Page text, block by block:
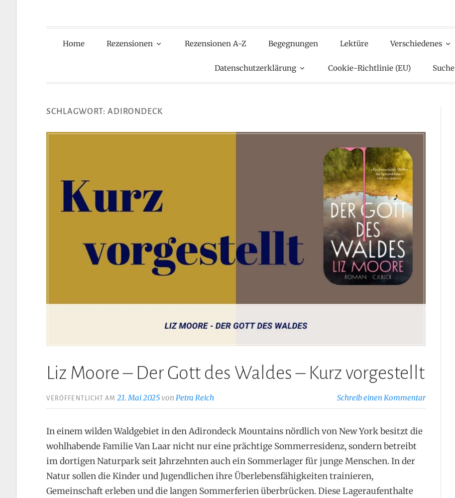
Home Rezensionen Rezensionen A-Z Begegnungen Lektüre Verschiedenes
Datenschutzerklärung Cookie-Richtlinie (EU) Suche
SCHLAGWORT: ADIRONDECK
Liz Moore – Der Gott des Waldes – Kurz vorgestellt
VERÖFFENTLICHT AM21. Mai 2025vonPetra Reich Schreib einen Kommentar
In einem wilden Waldgebiet in den Adirondeck Mountains nördlich von New York besitzt die
wohlhabende Familie Van Laar nicht nur eine prächtige Sommerresidenz, sondern betreibt
im dortigen Naturpark seit Jahrzehnten auch ein Sommerlager für junge Menschen. In der
Natur sollen die Kinder und Jugendlichen ihre Überlebensfähigkeiten trainieren,
Gemeinschaft erleben und die langen Sommerferien überbrücken. Diese Lageraufenthalte